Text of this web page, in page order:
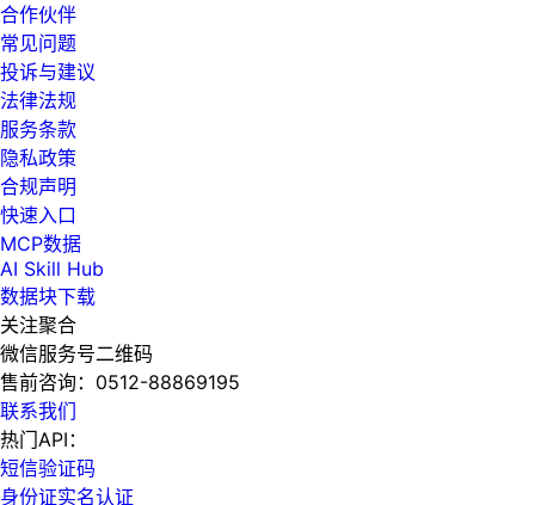
合作伙伴
常见问题
投诉与建议
法律法规
服务条款
隐私政策
合规声明
快速入口
MCP数据
AI Skill Hub
数据块下载
关注聚合
微信服务号二维码
售前咨询： 0512-88869195
联系我们
热门API：
短信验证码
身份证实名认证